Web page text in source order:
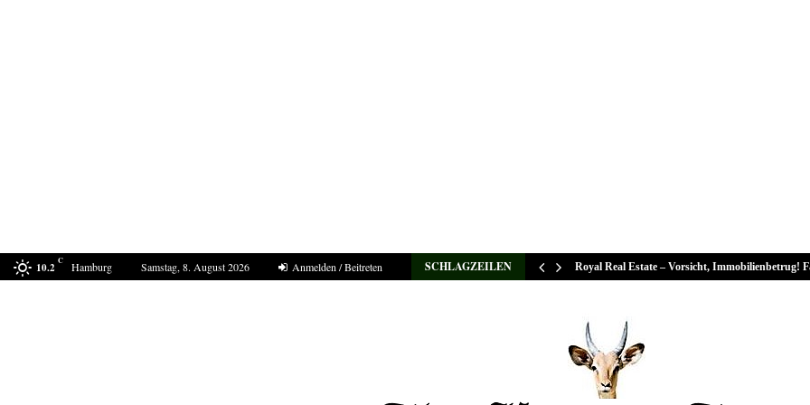
10.2 C Hamburg Samstag, 8. August 2026 Anmelden / Beitreten SCHLAGZEILEN
Bestell-Scam – eine neue Masche Royal Real Estate – Vorsicht, Immobilienbetrug!